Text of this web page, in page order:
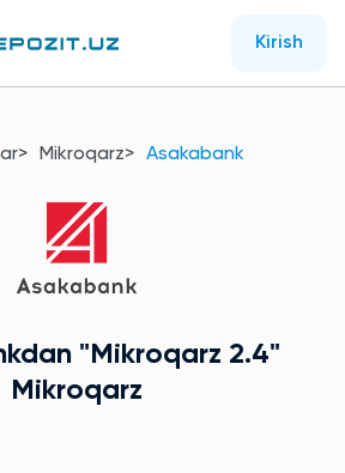
Kirish
Mikroqarz Asakabank
"Mikroqarz 2.4"
Mikroqarz